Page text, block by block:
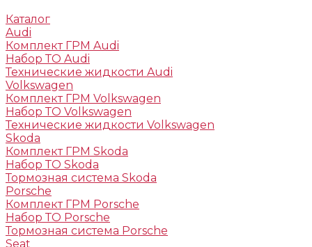
Каталог
Audi
Комплект ГРМ Audi
Набор ТО Audi
Технические жидкости Audi
Volkswagen
Комплект ГРМ Volkswagen
Набор ТО Volkswagen
Технические жидкости Volkswagen
Skoda
Комплект ГРМ Skoda
Набор ТО Skoda
Тормозная система Skoda
Porsche
Комплект ГРМ Porsche
Набор ТО Porsche
Тормозная система Porsche
Seat